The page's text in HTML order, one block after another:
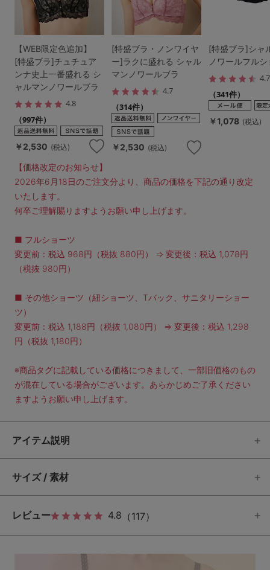
【WEB限定色追加】
[特盛ブラ]チュチュア
ンナ史上一番盛れる シ
ャルマンノワールブラ
4.8
（997件）
￥2,530 (税込)
[特盛ブラ・ノンワイヤ
ー]ラクに盛れる シャル
マンノワールブラ
4.7
（314件）
￥2,530 (税込)
[特盛ブラ]シャ
ノワールフル
4.7
（341件）
￥1,078 (税込)
【価格改定のお知らせ】
2026年6月18日のご注文分より、商品の価格を下記の通り改定
いたします。
何卒ご理解賜りますようお願い申し上げます。
■ フルショーツ
変更前：税込 968円（税抜 880円） ⇒ 変更後：税込 1,078円
（税抜 980円）
■ その他ショーツ（紐ショーツ、Tバック、サニタリーショー
ツ）
変更前：税込 1,188円（税抜 1,080円） ⇒ 変更後：税込 1,298
円（税抜 1,180円）
※商品タグに記載している価格につきまして、一部旧価格のもの
が混在している場合がございます。あらかじめご了承ください
ますようお願い申し上げます。
アイテム説明
サイズ / 素材
レビュー 4.8 （117）